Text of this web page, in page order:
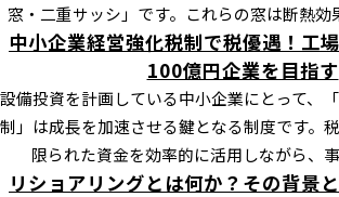
窓・二重サッシ」です。これらの窓は断熱
中小企業経営強化税制で税優遇！工
100億円企業を目指す
設備投資を計画している中小企業にとって、
制」は成長を加速させる鍵となる制度です。税
限られた資金を効率的に活用しながら、
リショアリングとは何か？その背景